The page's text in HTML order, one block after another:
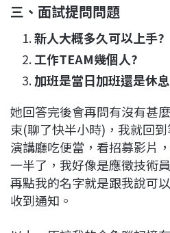
三、面試提問問題
新人大概多久可以上手?
工作TEAM幾個人?
加班是當日加班還是休
她回答完後會再問有沒有甚
束(聊了快半小時)，我就回
演講廳吃便當，看招募影片
一半了，我好像是應徵技術
再點我的名字就是跟我說可
收到通知。